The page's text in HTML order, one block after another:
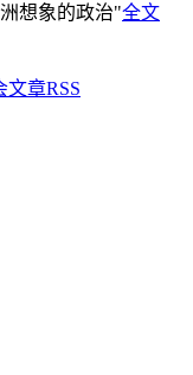
想象的政治"全文